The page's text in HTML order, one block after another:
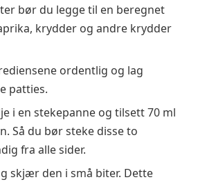
bør du legge til en beregnet
krydder og andre krydder
ordentlig og lag
patties.
i en stekepanne og tilsett 70 ml
Så du bør steke disse to
fra alle sider.
skjær den i små biter. Dette